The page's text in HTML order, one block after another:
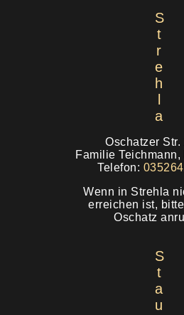
S
t
r
e
h
a
Oschatzer
Familie
Telefon:
Wenn in Strehla
erreichen ist,
Oschatz
S
t
a
u